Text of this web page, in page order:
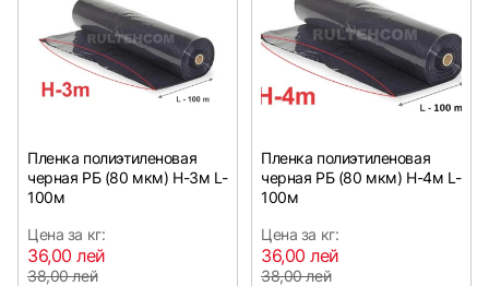
Пленка полиэтиленовая
черная РБ (80 мкм) Н-3м L-
100м
Цена за кг:
36,00 лей
38,00 лей
Пленка полиэтиленовая
черная РБ (80 мкм) Н-4м L-
100м
Цена за кг:
36,00 лей
38,00 лей